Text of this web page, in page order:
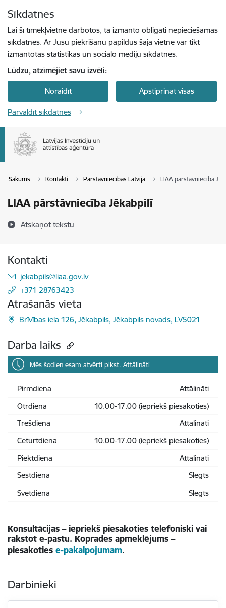
Sīkdatnes
Lai šī tīmekļvietne darbotos, tā izmanto obligāti nepieciešamās
sīkdatnes. Ar Jūsu piekrišanu papildus šajā vietnē var tikt
izmantotas statistikas un sociālo mediju sīkdatnes.
Lūdzu, atzīmējiet savu izvēli:
Noraidīt Apstiprināt visas
Pārvaldīt sīkdatnes
Sākums Kontakti Pārstāvniecības Latvijā LIAA pārstāvniecība
LIAA pārstāvniecība Jēkabpilī
Atskaņot tekstu
Kontakti
E-pasts:
jekabpils@liaa.gov.lv
+371 28763423
Atrašanās vieta
Brīvības iela 126, Jēkabpils, Jēkabpils novads, LV5021
Darba laiks
Mēs šodien esam atvērti plkst. Attālināti
Pirmdiena
Attālināti
Otrdiena
10.00-17.00 (iepriekš piesakoties)
Trešdiena
Attālināti
Ceturtdiena
10.00-17.00 (iepriekš piesakoties)
Piektdiena
Attālināti
Sestdiena
Slēgts
Svētdiena
Slēgts
Konsultācijas – iepriekš piesakoties telefoniski vai
rakstot e-pastu. Koprades apmeklējums –
piesakoties e-pakalpojumam.
Darbinieki